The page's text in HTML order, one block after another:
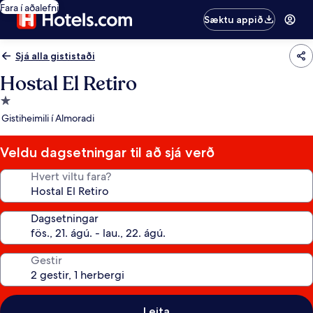
Fara í aðalefni
Sæktu appið
Sjá alla gististaði
Hostal El Retiro
1.0
stjörnu
Gistiheimili í Almoradi
Veldu dagsetningar til að sjá verð
Hvert viltu fara?
Dagsetningar
Gestir